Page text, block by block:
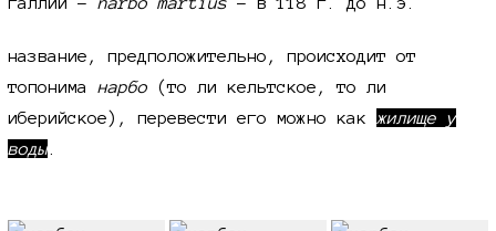
название, предположительно, происходит от
топонима нарбо (то ли кельтское, то ли
иберийское), перевести его можно как жилище у
воды